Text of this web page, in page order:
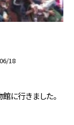
18
に行きました。